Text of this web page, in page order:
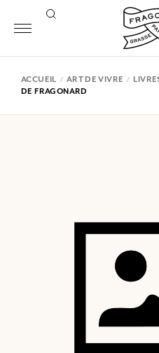
ACCUEIL ART DE VIVRE
DE FRAGONARD